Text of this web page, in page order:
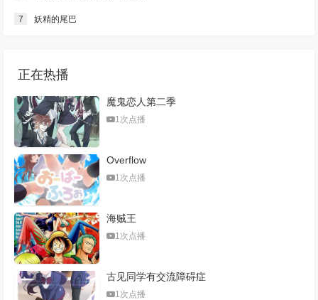
7 妖精的尾巴
正在热播
魔鬼恋人第二季
1次点播
Overflow
1次点播
海贼王
1次点播
古见同学有交流障碍症
1次点播